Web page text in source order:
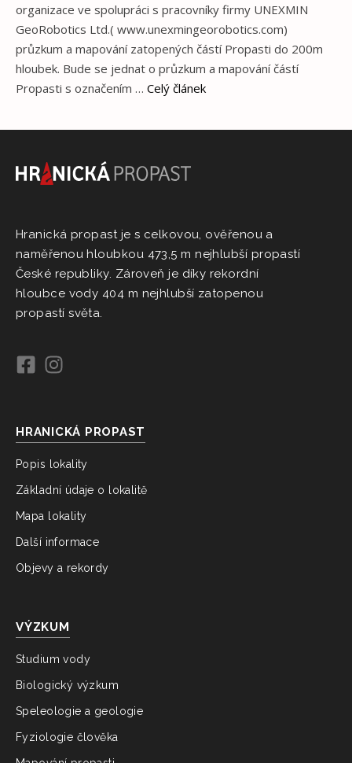
organizace ve spolupráci s pracovníky firmy UNEXMIN
GeoRobotics Ltd.( www.unexmingeorobotics.com)
průzkum a mapování zatopených částí Propasti do 200m
hloubek. Bude se jednat o průzkum a mapování částí
Propasti s označením … Celý článek
Hranická propast je s celkovou, ověřenou a
naměřenou hloubkou 473,5 m nejhlubší propastí
České republiky. Zároveň je díky rekordní
hloubce vody 404 m nejhlubší zatopenou
propastí světa.
HRANICKÁ PROPAST
Popis lokality
Základní údaje o lokalitě
Mapa lokality
Další informace
Objevy a rekordy
VÝZKUM
Studium vody
Biologický výzkum
Speleologie a geologie
Fyziologie člověka